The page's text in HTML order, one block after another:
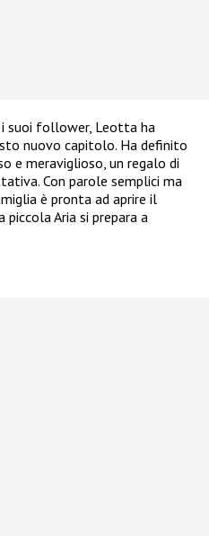
i suoi follower, Leotta ha
nuovo capitolo. Ha definito
e meraviglioso, un regalo di
Con parole semplici ma
è pronta ad aprire il
Aria si prepara a